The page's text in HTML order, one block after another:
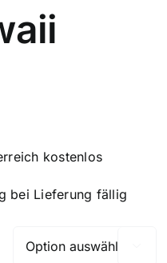
kostenlos
bei Lieferung fällig